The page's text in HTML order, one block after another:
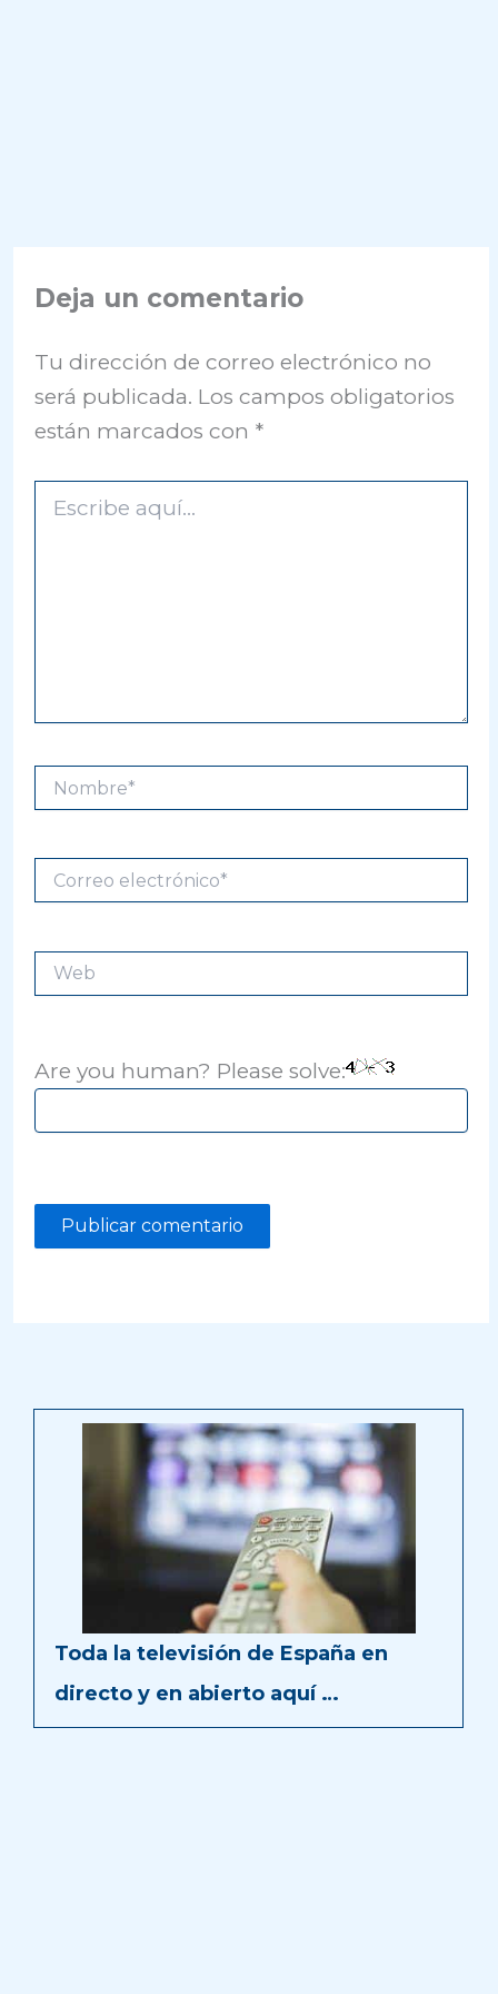
Deja un comentario
Tu dirección de correo electrónico no
será publicada. Los campos obligatorios
están marcados con *
aquí...
Nombre*
electrónico*
Web
Are you human? Please solve:
Toda la televisión de España en
directo y en abierto aquí …